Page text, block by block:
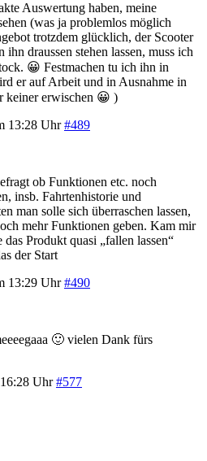
Auswertung haben, meine
(was ja problemlos möglich
trotzdem glücklich, der Scooter
ihn draussen stehen lassen, muss ich
😀 Festmachen tu ich ihn in
er auf Arbeit und in Ausnahme in
keiner erwischen 😀 )
13:28 Uhr #489
ob Funktionen etc. noch
insb. Fahrtenhistorie und
man solle sich überraschen lassen,
mehr Funktionen geben. Kam mir
Produkt quasi „fallen lassen“
der Start
13:29 Uhr #490
🙂 vielen Dank fürs
Uhr #577